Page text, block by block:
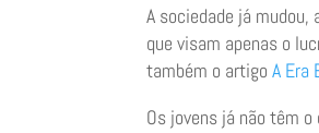
A sociedade já
que visam apenas o
também o artigoA Era
Os jovens já não têm